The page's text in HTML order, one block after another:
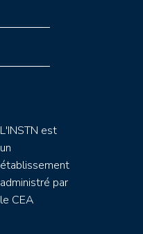
L'INSTN est
un
établissement
administré par
le CEA